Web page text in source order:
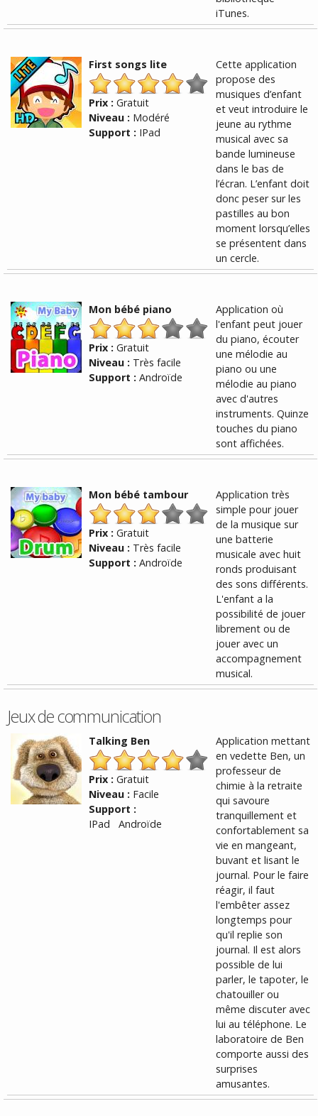
iTunes.
First songs lite
Prix : Gratuit
Niveau : Modéré
Support : IPad
Cette application
propose des
musiques d’enfant
et veut introduire le
jeune au rythme
musical avec sa
bande lumineuse
dans le bas de
l’écran. L’enfant doit
donc peser sur les
pastilles au bon
moment lorsqu’elles
se présentent dans
un cercle.
Mon bébé piano
Prix : Gratuit
Niveau : Très facile
Support : Androïde
Application où
l'enfant peut jouer
du piano, écouter
une mélodie au
piano ou une
mélodie au piano
avec d'autres
instruments. Quinze
touches du piano
sont affichées.
Mon bébé tambour
Prix : Gratuit
Niveau : Très facile
Support : Androïde
Application très
simple pour jouer
de la musique sur
une batterie
musicale avec huit
ronds produisant
des sons différents.
L'enfant a la
possibilité de jouer
librement ou de
jouer avec un
accompagnement
musical.
Jeux de communication
Talking Ben
Prix : Gratuit
Niveau : Facile
Support :
IPad Androïde
Application mettant
en vedette Ben, un
professeur de
chimie à la retraite
qui savoure
tranquillement et
confortablement sa
vie en mangeant,
buvant et lisant le
journal. Pour le faire
réagir, il faut
l'embêter assez
longtemps pour
qu'il replie son
journal. Il est alors
possible de lui
parler, le tapoter, le
chatouiller ou
même discuter avec
lui au téléphone. Le
laboratoire de Ben
comporte aussi des
surprises
amusantes.